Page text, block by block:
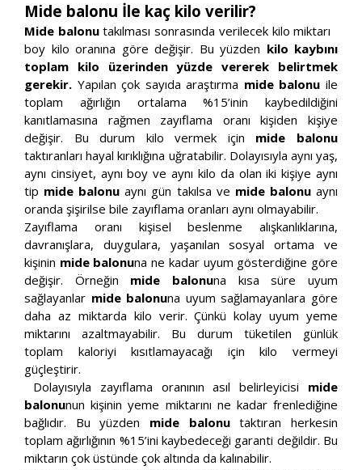
Mide balonu İle kaç kilo verilir?
Mide balonutakılması sonrasında verilecek kilo miktarı
boy kilo oranına göre değişir. Bu yüzden kilo kaybını
toplam kilo üzerinden yüzde vererek belirtmek
gerekir. Yapılan çok sayıda araştırma mide balonu ile
toplam ağırlığın ortalama %15’inin kaybedildiğini
kanıtlamasına rağmen zayıflama oranı kişiden kişiye
değişir. Bu durum kilo vermek için mide balonu
taktıranları hayal kırıklığına uğratabilir. Dolayısıyla aynı yaş,
aynı cinsiyet, aynı boy ve aynı kilo da olan iki kişiye aynı
tip mide balonu aynı gün takılsa ve mide balonuaynı
oranda şişirilse bile zayıflama oranları aynı olmayabilir.
Zayıflama oranı kişisel beslenme alışkanlıklarına,
davranışlara, duygulara, yaşanılan sosyal ortama ve
kişinin mide balonuna ne kadar uyum gösterdiğine göre
değişir. Örneğin mide balonuna kısa süre uyum
sağlayanlar mide balonuna uyum sağlamayanlara göre
daha az miktarda kilo verir. Çünkü kolay uyum yeme
miktarını azaltmayabilir. Bu durum tüketilen günlük
toplam kaloriyi kısıtlamayacağı için kilo vermeyi
güçleştirir.
Dolayısıyla zayıflama oranının asıl belirleyicisi mide
balonunun kişinin yeme miktarını ne kadar frenlediğine
bağlıdır. Bu yüzden mide balonutaktıran herkesin
toplam ağırlığının %15’ini kaybedeceği garanti değildir. Bu
miktarın çok üstünde çok altında da kalınabilir.